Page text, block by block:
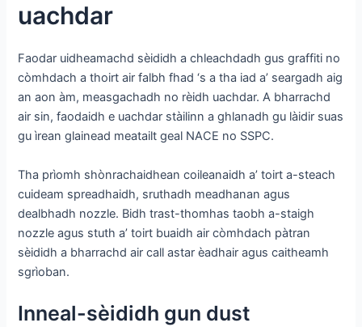
uachdar
Faodar uidheamachd sèididh a chleachdadh gus graffiti no
còmhdach a thoirt air falbh fhad ‘s a tha iad a’ seargadh aig
an aon àm, measgachadh no rèidh uachdar. A bharrachd
air sin, faodaidh e uachdar stàilinn a ghlanadh gu làidir suas
gu ìrean glainead meatailt geal NACE no SSPC.
Tha prìomh shònrachaidhean coileanaidh a’ toirt a-steach
cuideam spreadhaidh, sruthadh meadhanan agus
dealbhadh nozzle. Bidh trast-thomhas taobh a-staigh
nozzle agus stuth a’ toirt buaidh air còmhdach pàtran
sèididh a bharrachd air call astar èadhair agus caitheamh
sgrìoban.
Inneal-sèididh gun dust